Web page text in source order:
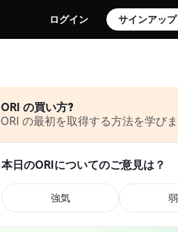
ログイン サインアップ
ORI の買い方?
ORI の最初を取得する方法を学びま
本日のORIについてのご意見は？
強気